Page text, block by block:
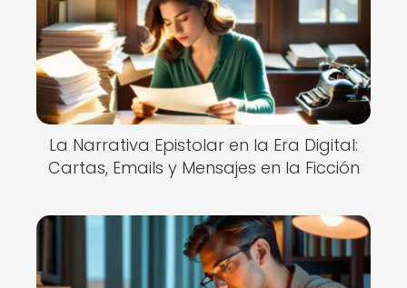
La Narrativa Epistolar en la Era Digital:
Cartas, Emails y Mensajes en la Ficción